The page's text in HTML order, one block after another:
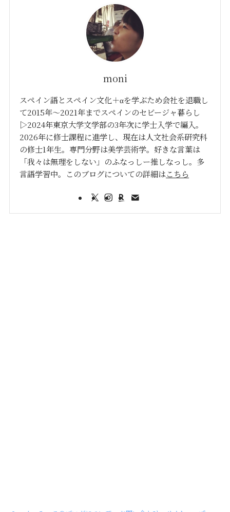
moni
スペイン語とスペイン文化＋αを学ぶため会社を退職し
て2015年〜2021年までスペインのセビージャ暮らし
▷2024年東京大学文学部の3年次に学士入学で編入。
2026年に修士課程に進学し、現在は人文社会系研究科
の修士1年生。専門分野は美学芸術学。好きな言葉は
「我々は無理をしない」のふなっしー推しなっし。多
言語学習中。このブログについての詳細はこちら